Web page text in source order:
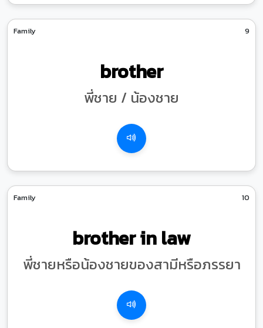
Family 9
brother
พี่ชาย / น้องชาย
Family 10
brother in law
พี่ชายหรือน้องชายของสามีหรือภรรยา